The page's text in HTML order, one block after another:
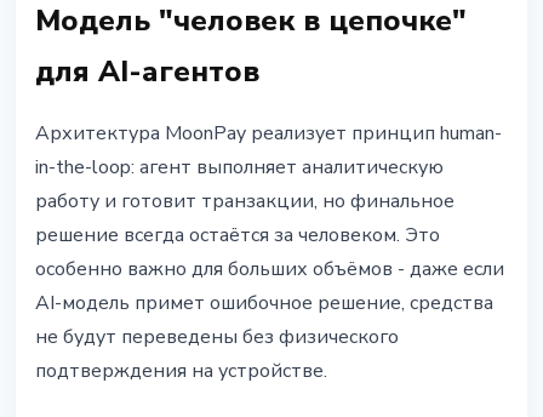
Модель "человек в цепочке"
для AI-агентов
Архитектура MoonPay реализует принцип human-
in-the-loop: агент выполняет аналитическую
работу и готовит транзакции, но финальное
решение всегда остаётся за человеком. Это
особенно важно для больших объёмов - даже если
AI-модель примет ошибочное решение, средства
не будут переведены без физического
подтверждения на устройстве.